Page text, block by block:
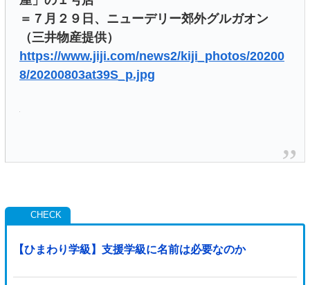
＝７月２９日、ニューデリー郊外グルガオン
（三井物産提供）
https://www.jiji.com/news2/kiji_photos/20200
8/20200803at39S_p.jpg
【ひまわり学級】支援学級に名前は必要なのか